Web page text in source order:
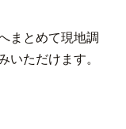
まとめて現地調
いただけます。